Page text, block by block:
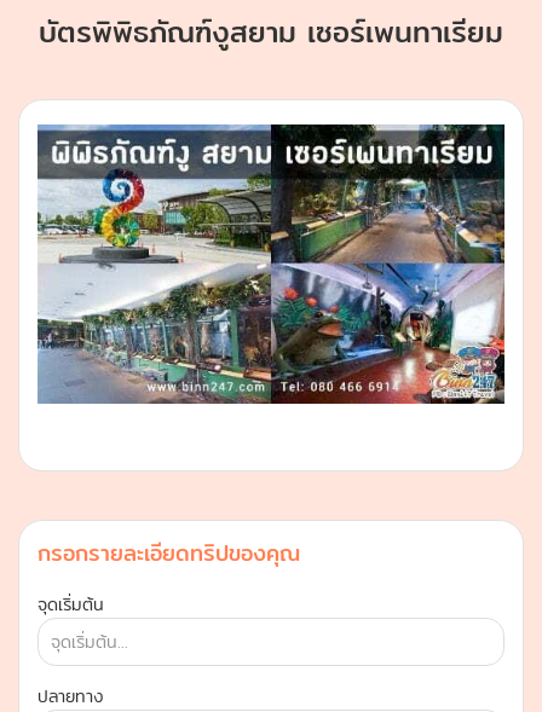
บัตรพิพิธภัณฑ์งูสยาม เซอร์เพนทาเรียม
กรอกรายละเอียดทริปของคุณ
จุดเริ่มต้น
ปลายทาง